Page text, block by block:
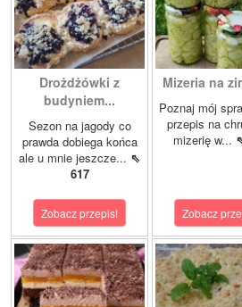
Drożdżówki z
budyniem...
Sezon na jagody co
prawda dobiega końca
ale u mnie jeszcze... ⇖
617
Zobacz przepis!
Mizeria na
Poznaj mój
przepis na
mizerię w...
Zobacz